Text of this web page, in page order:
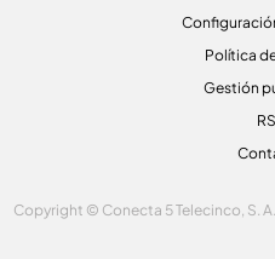
Política
Gestión
Copyright © Conecta 5 Telecinco, S.